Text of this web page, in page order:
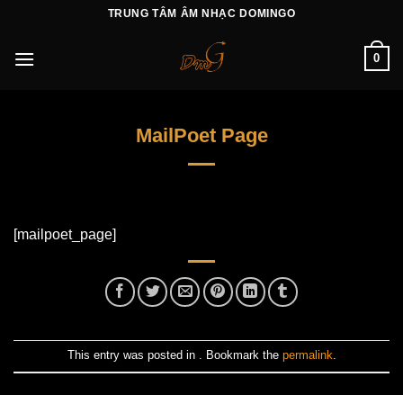
content
TRUNG TÂM ÂM NHẠC DOMINGO
0
MailPoet Page
[mailpoet_page]
This entry was posted in . Bookmark the permalink.